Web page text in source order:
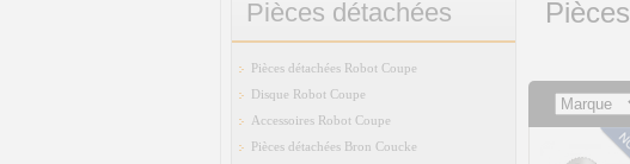
Pièces détachées
Pièces détachées Robot Coupe
Disque Robot Coupe
Accessoires Robot Coupe
Pièces détachées Bron Coucke